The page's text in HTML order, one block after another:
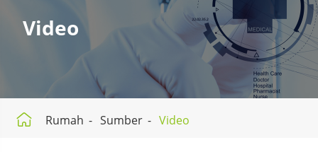
Video
 Rumah Sumber Video